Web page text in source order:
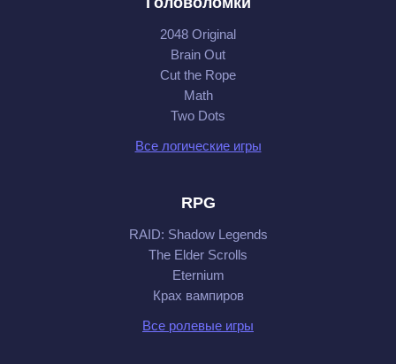
2048 Original
Brain Out
Cut the Rope
Math
Two Dots
Все логические игры
RPG
RAID: Shadow Legends
The Elder Scrolls
Eternium
Крах вампиров
Все ролевые игры